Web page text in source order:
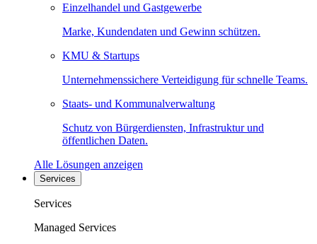
Einzelhandel und Gastgewerbe
Marke, Kundendaten und Gewinn schützen.
KMU & Startups
Unternehmenssichere Verteidigung für schnelle Teams.
Staats- und Kommunalverwaltung
Schutz von Bürgerdiensten, Infrastruktur und
öffentlichen Daten.
Alle Lösungen anzeigen
Services
Services
Managed Services